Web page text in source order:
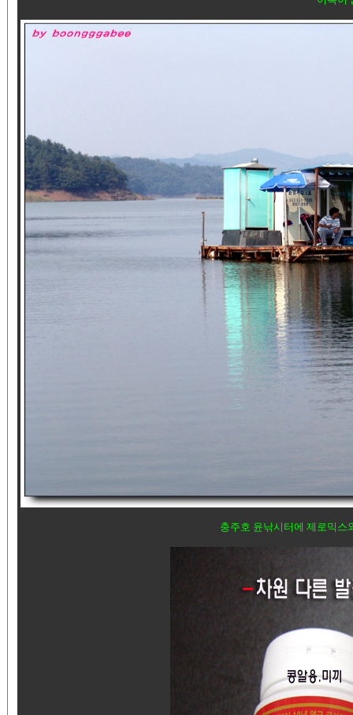
충주호 윤낚시터에 제로믹스